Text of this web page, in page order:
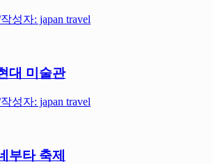
작성자: japan travel
대 미술관
작성자: japan travel
부타 축제